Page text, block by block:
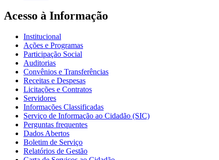
Acesso à Informação
Institucional
Ações e Programas
Participação Social
Auditorias
Convênios e Transferências
Receitas e Despesas
Licitações e Contratos
Servidores
Informações Classificadas
Serviço de Informação ao Cidadão (SIC)
Perguntas frequentes
Dados Abertos
Boletim de Serviço
Relatórios de Gestão